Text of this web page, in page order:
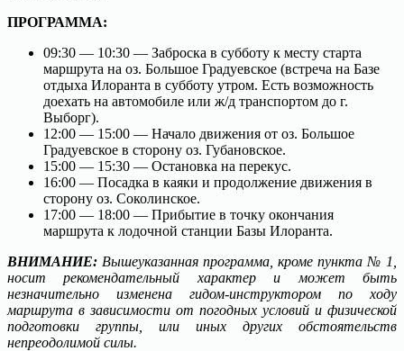
ПРОГРАММА:
09:30 — 10:30 — Заброска в субботу к месту старта
маршрута на оз. Большое Градуевское (встреча на Базе
отдыха Илоранта в субботу утром. Есть возможность
доехать на автомобиле или ж/д транспортом до г.
Выборг).
12:00 — 15:00 — Начало движения от оз. Большое
Градуевское в сторону оз. Губановское.
15:00 — 15:30 — Остановка на перекус.
16:00 — Посадка в каяки и продолжение движения в
сторону оз. Соколинское.
17:00 — 18:00 — Прибытие в точку окончания
маршрута к лодочной станции Базы Илоранта.
ВНИМАНИЕ: Вышеуказанная программа, кроме пункта № 1,
носит рекомендательный характер и может быть
незначительно изменена гидом-инструктором по ходу
маршрута в зависимости от погодных условий и физической
подготовки группы, или иных других обстоятельств
непреодолимой силы.